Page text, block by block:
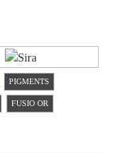
PIGMENTS
FUSIO OR